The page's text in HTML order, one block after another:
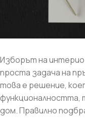
Изборът на
проста задача на
това е решение,
функционалността,
дом. Правилно